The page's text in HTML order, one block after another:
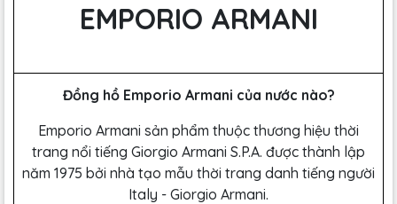
EMPORIO ARMANI
Đồng hồ Emporio Armani của nước nào?
Emporio Armani sản phẩm thuộc thương hiệu thời
trang nổi tiếng Giorgio Armani S.P.A. được thành lập
năm 1975 bởi nhà tạo mẫu thời trang danh tiếng người
Italy - Giorgio Armani.